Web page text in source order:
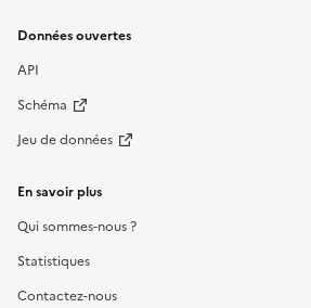
Données ouvertes
API
Schéma
Jeu de données
En savoir plus
Qui sommes-nous ?
Statistiques
Contactez-nous